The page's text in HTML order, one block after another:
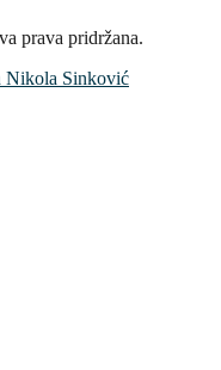
prava pridržana.
Nikola Sinković